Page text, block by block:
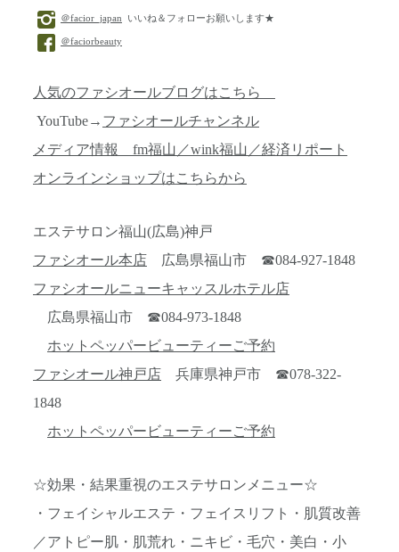
＠facior_japan いいね＆フォローお願いします★
＠faciorbeauty
人気のファシオールブログはこちら
YouTube→ ファシオールチャンネル
メディア情報 fm福山／wink福山／経済リポート
オンラインショップはこちらから
エステサロン福山(広島)神戸
ファシオール本店 広島県福山市 ☎084-927-1848
ファシオールニューキャッスルホテル店
広島県福山市 ☎084-973-1848
ホットペッパービューティーご予約
ファシオール神戸店 兵庫県神戸市 ☎078-322-
1848
ホットペッパービューティーご予約
☆効果・結果重視のエステサロンメニュー☆
・フェイシャルエステ・フェイスリフト・肌質改善
／アトピー肌・肌荒れ・ニキビ・毛穴・美白・小